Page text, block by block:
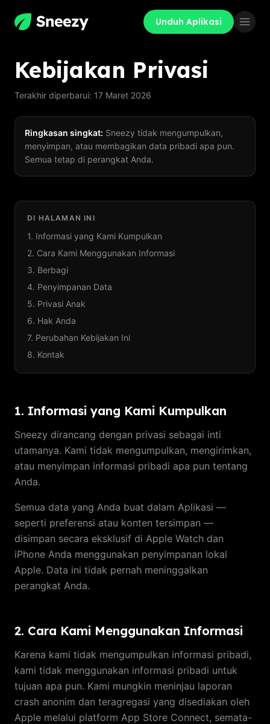
Unduh Aplikasi
Kebijakan Privasi
Terakhir diperbarui: 17 Maret 2026
Ringkasan singkat: Sneezy tidak mengumpulkan,
menyimpan, atau membagikan data pribadi apa pun.
Semua tetap di perangkat Anda.
DI HALAMAN INI
1. Informasi yang Kami Kumpulkan
2. Cara Kami Menggunakan Informasi
3. Berbagi
4. Penyimpanan Data
5. Privasi Anak
6. Hak Anda
7. Perubahan Kebijakan Ini
8. Kontak
1. Informasi yang Kami Kumpulkan
Sneezy dirancang dengan privasi sebagai inti
utamanya. Kami tidak mengumpulkan, mengirimkan,
atau menyimpan informasi pribadi apa pun tentang
Anda.
Semua data yang Anda buat dalam Aplikasi —
seperti preferensi atau konten tersimpan —
disimpan secara eksklusif di Apple Watch dan
iPhone Anda menggunakan penyimpanan lokal
Apple. Data ini tidak pernah meninggalkan
perangkat Anda.
2. Cara Kami Menggunakan Informasi
Karena kami tidak mengumpulkan informasi pribadi,
kami tidak menggunakan informasi pribadi untuk
tujuan apa pun. Kami mungkin meninjau laporan
crash anonim dan teragregasi yang disediakan oleh
Apple melalui platform App Store Connect, semata-